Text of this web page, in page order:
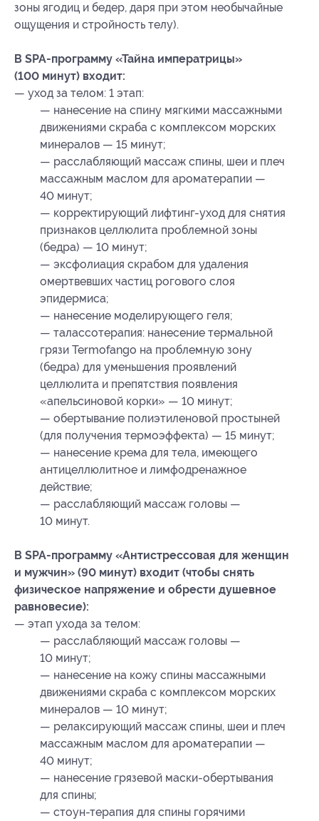
зоны ягодиц и бедер, даря при этом необычайные
ощущения и стройность телу).
В SPA-программу «Тайна императрицы»
(100 минут) входит:
— уход за телом: 1 этап:
— нанесение на спину мягкими массажными
движениями скраба с комплексом морских
минералов — 15 минут;
— расслабляющий массаж спины, шеи и плеч
массажным маслом для ароматерапии —
40 минут;
— корректирующий лифтинг-уход для снятия
признаков целлюлита проблемной зоны
(бедра) — 10 минут;
— эксфолиация скрабом для удаления
омертвевших частиц рогового слоя
эпидермиса;
— нанесение моделирующего геля;
— талассотерапия: нанесение термальной
грязи Termofango на проблемную зону
(бедра) для уменьшения проявлений
целлюлита и препятствия появления
«апельсиновой корки» — 10 минут;
— обертывание полиэтиленовой простыней
(для получения термоэффекта) — 15 минут;
— нанесение крема для тела, имеющего
антицеллюлитное и лимфодренажное
действие;
— расслабляющий массаж головы —
10 минут.
В SPA-программу «Антистрессовая для женщин
и мужчин» (90 минут) входит (чтобы снять
физическое напряжение и обрести душевное
равновесие):
— этап ухода за телом:
— расслабляющий массаж головы —
10 минут;
— нанесение на кожу спины массажными
движениями скраба с комплексом морских
минералов — 10 минут;
— релаксирующий массаж спины, шеи и плеч
массажным маслом для ароматерапии —
40 минут;
— нанесение грязевой маски-обертывания
для спины;
— стоун-терапия для спины горячими